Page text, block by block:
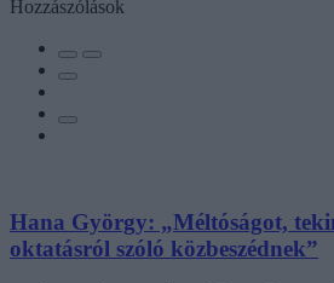
Hozzászólások
Hana György: „Méltóságot,
oktatásról szóló közbeszédnek”